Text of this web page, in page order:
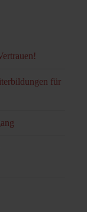
für